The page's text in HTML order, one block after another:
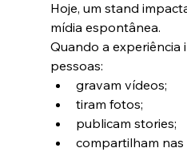
Hoje, um stand
mídia espontânea.
Quando a experiência
pessoas:
gravam vídeos;
tiram fotos;
publicam stories;
compartilham nas